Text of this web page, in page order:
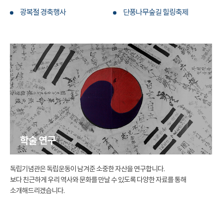
광복절 경축행사 단풍나무숲길 힐링축제
학술 연구
독립기념관은 독립운동이 남겨준 소중한 자산을 연구합니다.
보다 친근하게 우리 역사와 문화를 만날 수 있도록 다양한 자료를 통해
소개해드리겠습니다.